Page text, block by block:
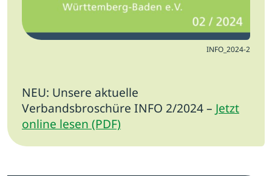
INFO_2024-2
NEU: Unsere aktuelle
Verbandsbroschüre INFO 2/2024 – Jetzt
online lesen (PDF)